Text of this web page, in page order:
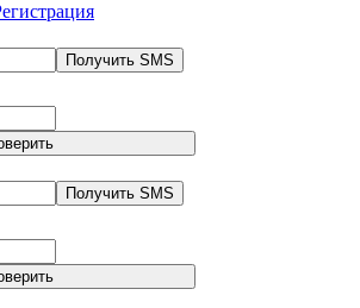
Получить SMS
Получить SMS